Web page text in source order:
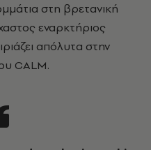
στη βρετανική
εναρκτήριος
απόλυτα στην
CALM.